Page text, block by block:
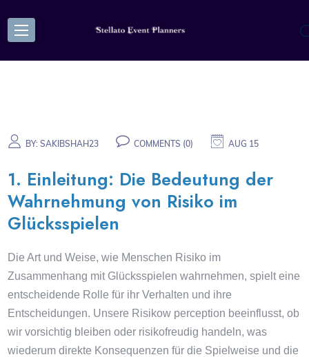
BY:SAKIBSHAH23 COMMENTS (0) AUG 15
1. Einleitung: Die Bedeutung der
Wahrnehmung von Risiko im
Glücksspielen
Die Art und Weise, wie Menschen Risiko im
Zusammenhang mit Glücksspielen wahrnehmen, spielt eine
entscheidende Rolle für ihr Verhalten und ihre
Entscheidungen. Unsere Risikow perception beeinflusst, ob
wir vorsichtig bleiben oder risikofreudig handeln, was
wiederum direkte Konsequenzen für die Spielweise und die